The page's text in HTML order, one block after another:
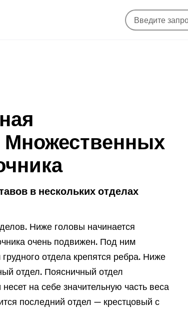
Множественных
в нескольких отделах
Ниже головы начинается
очень подвижен. Под ним
отдела крепятся ребра. Ниже
отдел. Поясничный отдел
на себе значительную часть веса
последний отдел — крестцовый с